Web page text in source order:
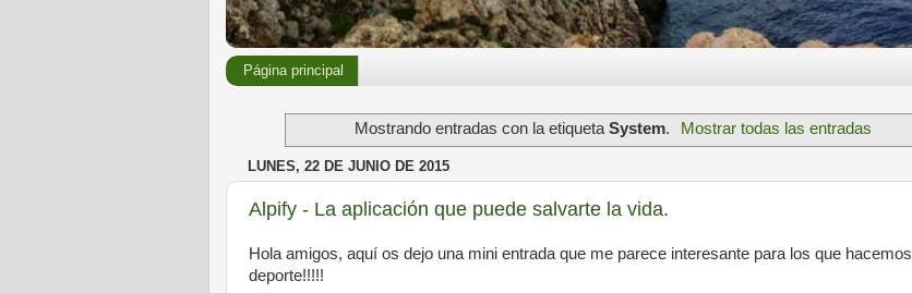
Página principal
Mostrando entradas con la etiquetaSystem. Mostrar todas las entradas
LUNES, 22 DE JUNIO DE 2015
Alpify - La aplicación que puede salvarte la vida.
Hola amigos, aquí os dejo una mini entrada que me parece interesante para los que hacemos
deporte!!!!!